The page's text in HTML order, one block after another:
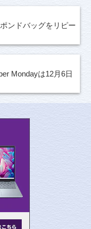
ンドバッグをリピー
Mondayは12月6日